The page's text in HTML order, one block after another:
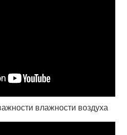
влажности воздуха